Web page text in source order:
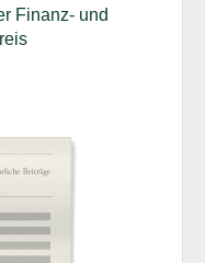
Finanz- und